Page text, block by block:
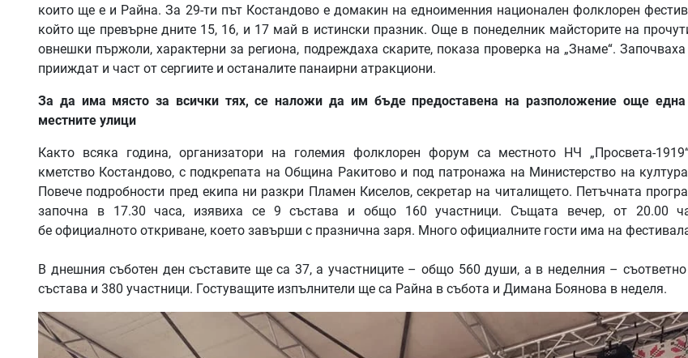
които ще е и Райна. За 29-ти път Костандово е домакин на едноименния национален фолклорен
който ще превърне дните 15, 16, и 17 май в истински празник. Още в понеделник майсторите на
овнешки пържоли, характерни за региона, подреждаха скарите, показа проверка на „Знаме“.
прииждат и част от сергиите и останалите панаирни атракциони.
За да има място за всички тях, се наложи да им бъде предоставена на разположение още една
местните улици
Както всяка година, организатори на големия фолклорен форум са местното НЧ „Просвета-
кметство Костандово, с подкрепата на Община Ракитово и под патронажа на Министерство на
Повече подробности пред екипа ни разкри Пламен Киселов, секретар на читалището. Петъчната
започна в 17.30 часа, изявиха се 9 състава и общо 160 участници. Същата вечер, от 20.00
бе официалното откриване, което завърши с празнична заря. Много официалните гости има на
В днешния съботен ден съставите ще са 37, а участниците – общо 560 души, а в неделния –
състава и 380 участници. Гостуващите изпълнители ще са Райна в събота и Димана Боянова в неделя.